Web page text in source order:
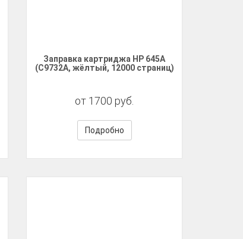
Заправка картриджа HP 645A
(C9732A, жёлтый, 12000 страниц)
от 1700 руб.
Подробно